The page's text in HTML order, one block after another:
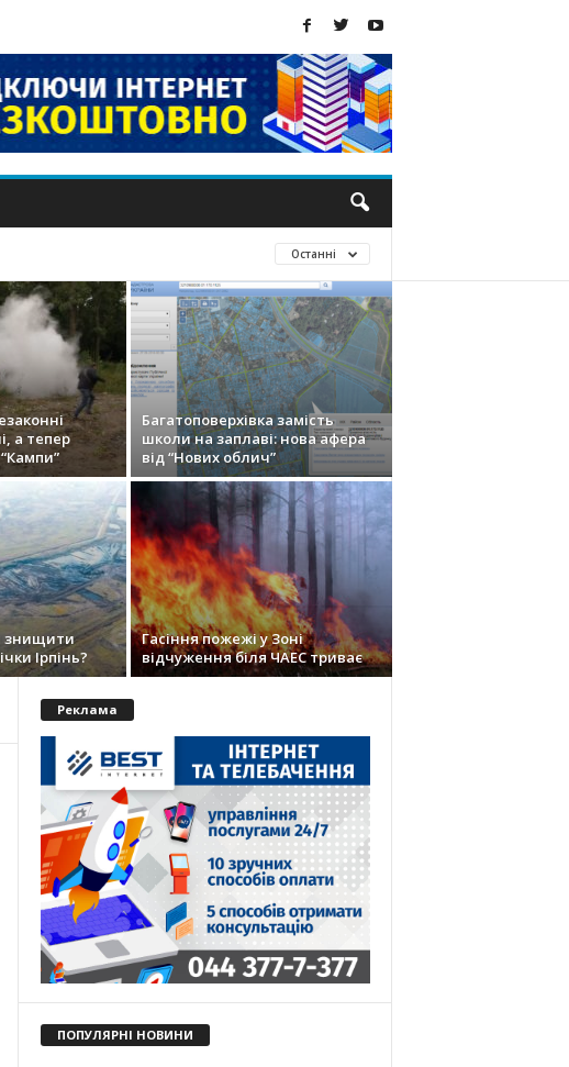
Останні
а тепер
Багатоповерхівка замість
школи на заплаві: нова афера
від “Нових облич”
знищити
Ірпінь?
Гасіння пожежі у Зоні
відчуження біля ЧАЕС триває
Реклама
ПОПУЛЯРНІ НОВИНИ